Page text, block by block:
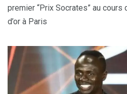
premier “Prix Socrates” au cours
d’or à Paris